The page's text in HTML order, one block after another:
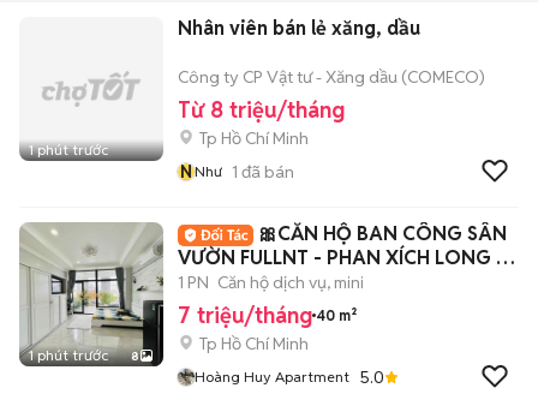
1 phút trước
Nhân viên bán lẻ xăng, dầu
Công ty CP Vật tư - Xăng dầu (COMECO)
Từ 8 triệu/tháng
Tp Hồ Chí Minh
NNhư 1 đã bán
1 phút trước 8
🎀CĂN HỘ BAN CÔNG SÂN
VƯỜN FULLNT - PHAN XÍCH LONG -
PHAN ĐĂNG LƯU
1 PN Căn hộ dịch vụ, mini
7 triệu/tháng 40 m²
Tp Hồ Chí Minh
Hoàng Huy Apartment 5.0